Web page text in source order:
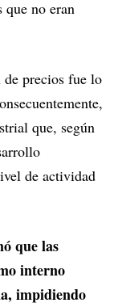
que no eran
precios fue lo
que, según
de actividad
que las
interno
impidiendo